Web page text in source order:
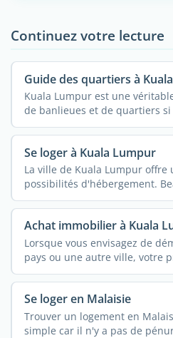
Continuez votre lecture
Guide des quartiers à
Kuala Lumpur est une
de banlieues et de quartiers si
Se loger à Kuala Lumpur
La ville de Kuala Lumpur offre
possibilités d'hébergement.
Achat immobilier à Kuala
Lorsque vous envisagez de
pays ou une autre ville, votre
Se loger en Malaisie
Trouver un logement en
simple car il n'y a pas de